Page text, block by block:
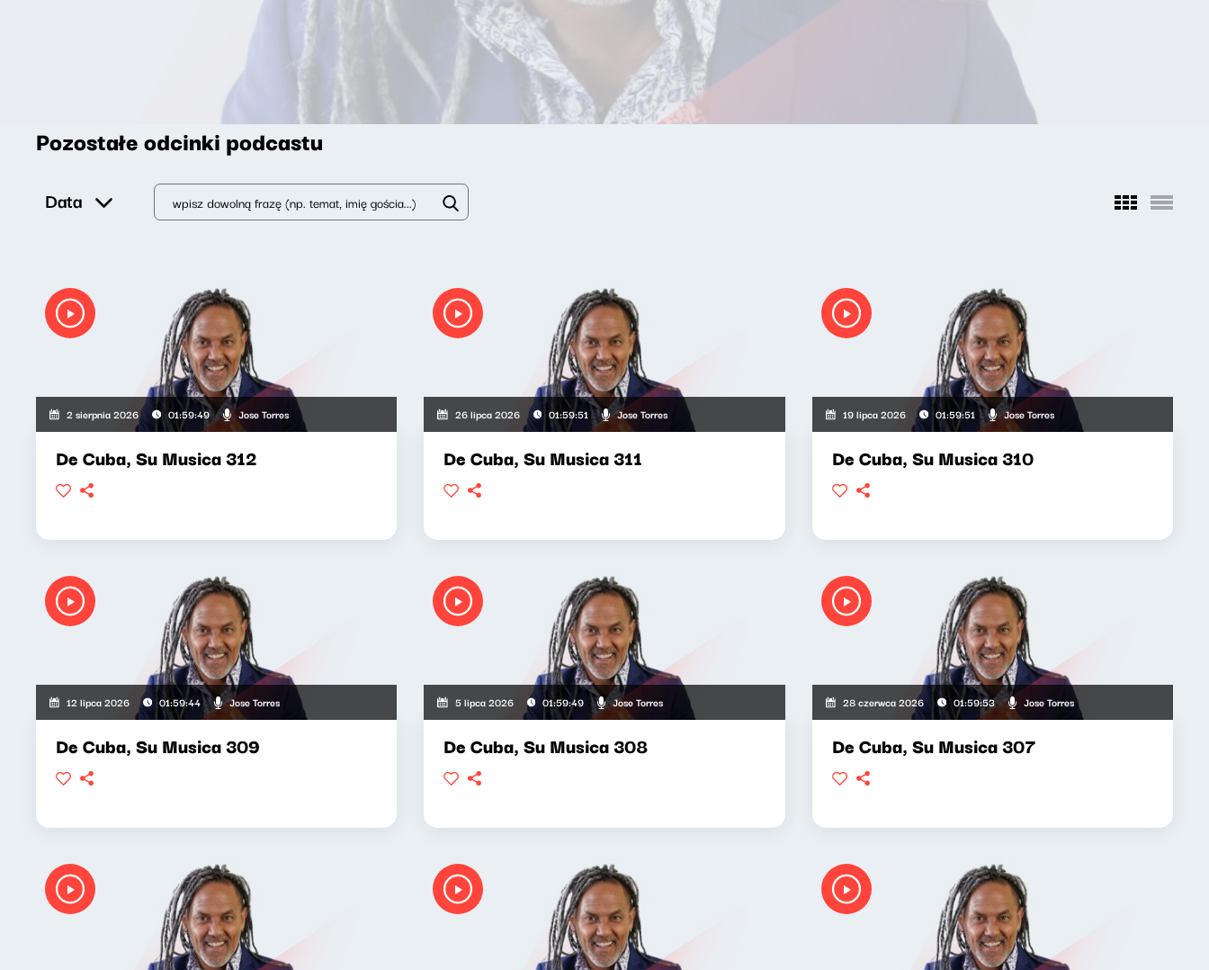
Pozostałe odcinki podcastu
Data
2 sierpnia 2026 01:59:49 Jose Torres
De Cuba, Su Musica 312
26 lipca 2026 01:59:51 Jose Torres
De Cuba, Su Musica 311
19 lipca 2026 01:59:51 Jose Torres
De Cuba, Su Musica 310
12 lipca 2026 01:59:44 Jose Torres
De Cuba, Su Musica 309
5 lipca 2026 01:59:49 Jose Torres
De Cuba, Su Musica 308
28 czerwca 2026 01:59:53 Jose Torres
De Cuba, Su Musica 307